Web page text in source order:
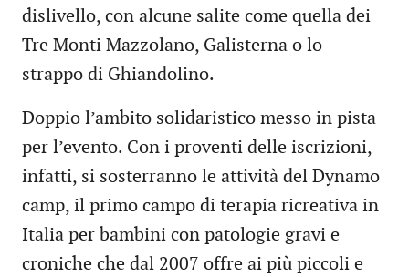
dislivello, con alcune salite come quella dei
Tre Monti Mazzolano, Galisterna o lo
strappo di Ghiandolino.
Doppio l’ambito solidaristico messo in pista
per l’evento. Con i proventi delle iscrizioni,
infatti, si sosterranno le attività del Dynamo
camp, il primo campo di terapia ricreativa in
Italia per bambini con patologie gravi e
croniche che dal 2007 offre ai più piccoli e